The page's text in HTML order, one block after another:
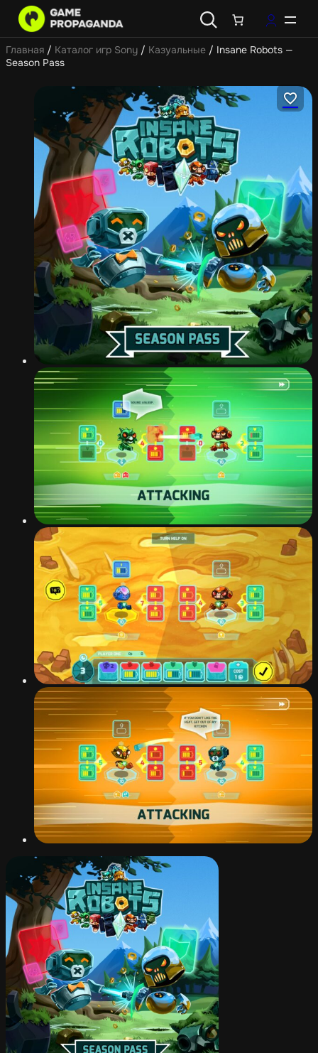
Главная / Каталог игр Sony / Казуальные / Insane Robots —
Season Pass